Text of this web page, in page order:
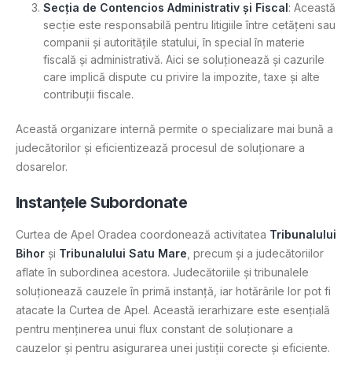
Secția de Contencios Administrativ și Fiscal: Această
secție este responsabilă pentru litigiile între cetățeni sau
companii și autoritățile statului, în special în materie
fiscală și administrativă. Aici se soluționează și cazurile
care implică dispute cu privire la impozite, taxe și alte
contribuții fiscale.
Această organizare internă permite o specializare mai bună a
judecătorilor și eficientizează procesul de soluționare a
dosarelor​.
Instanțele Subordonate
Curtea de Apel Oradea coordonează activitatea Tribunalului
Bihor și Tribunalului Satu Mare , precum și a judecătoriilor
aflate în subordinea acestora. Judecătoriile și tribunalele
soluționează cauzele în primă instanță, iar hotărârile lor pot fi
atacate la Curtea de Apel. Această ierarhizare este esențială
pentru menținerea unui flux constant de soluționare a
cauzelor și pentru asigurarea unei justiții corecte și eficiente.